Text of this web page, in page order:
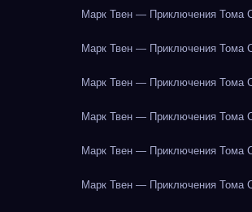
Марк Твен — Приключения Тома
Марк Твен — Приключения Тома
Марк Твен — Приключения Тома
Марк Твен — Приключения Тома
Марк Твен — Приключения Тома
Марк Твен — Приключения Тома